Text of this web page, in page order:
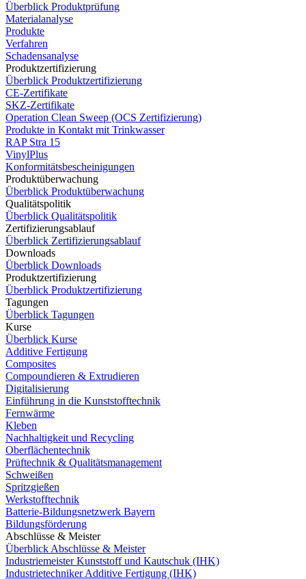
Überblick Produktprüfung
Materialanalyse
Produkte
Verfahren
Schadensanalyse
Produktzertifizierung
Überblick Produktzertifizierung
CE-Zertifikate
SKZ-Zertifikate
Operation Clean Sweep (OCS Zertifizierung)
Produkte in Kontakt mit Trinkwasser
RAP Stra 15
VinylPlus
Konformitätsbescheinigungen
Produktüberwachung
Überblick Produktüberwachung
Qualitätspolitik
Überblick Qualitätspolitik
Zertifizierungsablauf
Überblick Zertifizierungsablauf
Downloads
Überblick Downloads
Produktzertifizierung
Überblick Produktzertifizierung
Tagungen
Überblick Tagungen
Kurse
Überblick Kurse
Additive Fertigung
Composites
Compoundieren & Extrudieren
Digitalisierung
Einführung in die Kunststofftechnik
Fernwärme
Kleben
Nachhaltigkeit und Recycling
Oberflächentechnik
Prüftechnik & Qualitätsmanagement
Schweißen
Spritzgießen
Werkstofftechnik
Batterie-Bildungsnetzwerk Bayern
Bildungsförderung
Abschlüsse & Meister
Überblick Abschlüsse & Meister
Industriemeister Kunststoff und Kautschuk (IHK)
Industrietechniker Additive Fertigung (IHK)